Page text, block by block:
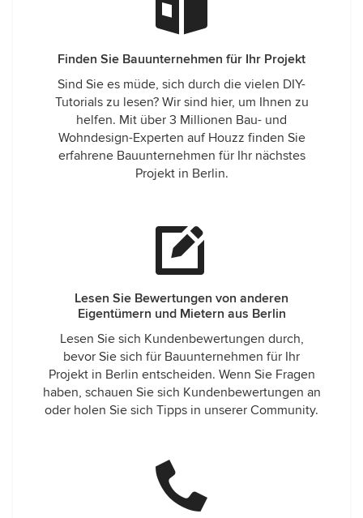
Finden Sie Bauunternehmen für Ihr Projekt
Sind Sie es müde, sich durch die vielen DIY-
Tutorials zu lesen? Wir sind hier, um Ihnen zu
helfen. Mit über 3 Millionen Bau- und
Wohndesign-Experten auf Houzz finden Sie
erfahrene Bauunternehmen für Ihr nächstes
Projekt in Berlin.
Lesen Sie Bewertungen von anderen
Eigentümern und Mietern aus Berlin
Lesen Sie sich Kundenbewertungen durch,
bevor Sie sich für Bauunternehmen für Ihr
Projekt in Berlin entscheiden. Wenn Sie Fragen
haben, schauen Sie sich Kundenbewertungen an
oder holen Sie sich Tipps in unserer Community.